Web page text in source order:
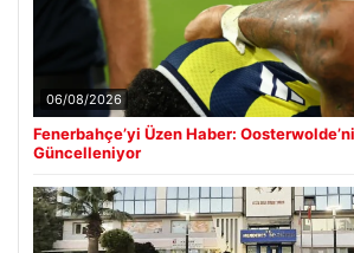
06/08/2026
Fenerbahçe’yi Üzen Haber:
Güncelleniyor